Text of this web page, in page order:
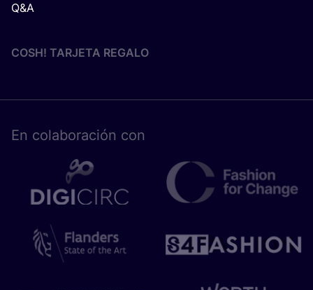
Q&A
COSH! TARJETA REGALO
En cola­bo­ra­ción con